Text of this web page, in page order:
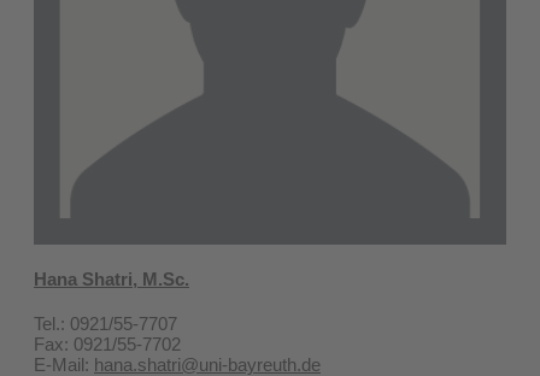
Hana Shatri, M.Sc.
Tel.: 0921/55-7707
Fax: 0921/55-7702
E-Mail: hana.shatri@uni-bayreuth.de